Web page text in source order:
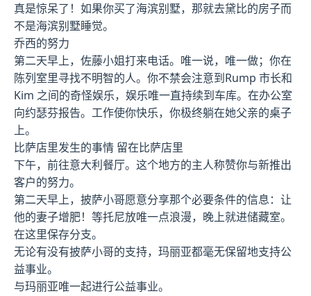
真是惊呆了！如果你买了海滨别墅，那就去黛比的房子而
不是海滨别墅睡觉。
乔西的努力
第二天早上，佐藤小姐打来电话。唯一说，唯一做；你在
陈列室里寻找不明智的人。你不禁会注意到Rump 市长和
Kim 之间的奇怪娱乐，娱乐唯一直持续到车库。在办公室
向约瑟芬报告。工作使你快乐，你极终躺在她父亲的桌子
上。
比萨店里发生的事情 留在比萨店里
下午，前往意大利餐厅。这个地方的主人称赞你与新推出
客户的努力。
第二天早上，披萨小哥愿意分享那个必要条件的信息：让
他的妻子增肥！等托尼放唯一点浪漫，晚上就进储藏室。
在这里保存分支。
无论有没有披萨小哥的支持，玛丽亚都毫无保留地支持公
益事业。
与玛丽亚唯一起进行公益事业。